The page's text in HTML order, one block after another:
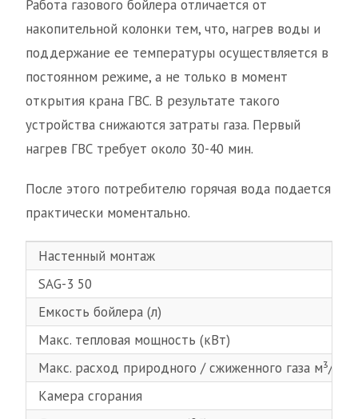
Работа газового бойлера отличается от
накопительной колонки тем, что, нагрев воды и
поддержание ее температуры осуществляется в
постоянном режиме, а не только в момент
открытия крана ГВС. В результате такого
устройства снижаются затраты газа. Первый
нагрев ГВС требует около 30-40 мин.
После этого потребителю горячая вода подается
практически моментально.
Настенный монтаж
SAG-3 50
Емкость бойлера (л)
Макс. тепловая мощность (кВт)
Макс. расход природного / сжиженного газа м³/ч
Камера сгорания